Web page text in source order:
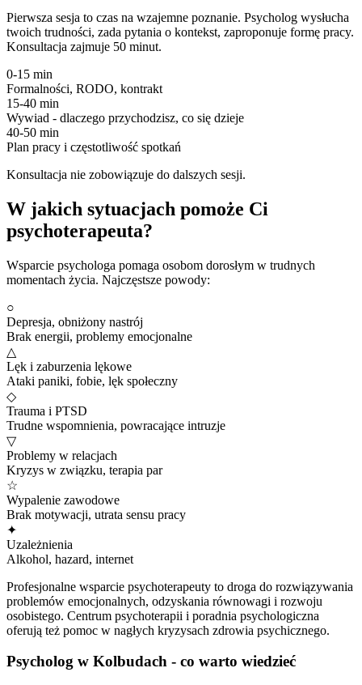
Pierwsza sesja to czas na wzajemne poznanie. Psycholog wysłucha
twoich trudności, zada pytania o kontekst, zaproponuje formę pracy.
Konsultacja zajmuje 50 minut.
0-15 min
Formalności, RODO, kontrakt
15-40 min
Wywiad - dlaczego przychodzisz, co się dzieje
40-50 min
Plan pracy i częstotliwość spotkań
Konsultacja nie zobowiązuje do dalszych sesji.
W jakich sytuacjach pomoże Ci
psychoterapeuta?
Wsparcie psychologa pomaga osobom dorosłym w trudnych
momentach życia. Najczęstsze powody:
○
Depresja, obniżony nastrój
Brak energii, problemy emocjonalne
△
Lęk i zaburzenia lękowe
Ataki paniki, fobie, lęk społeczny
◇
Trauma i PTSD
Trudne wspomnienia, powracające intruzje
▽
Problemy w relacjach
Kryzys w związku, terapia par
☆
Wypalenie zawodowe
Brak motywacji, utrata sensu pracy
✦
Uzależnienia
Alkohol, hazard, internet
Profesjonalne wsparcie psychoterapeuty to droga do rozwiązywania
problemów emocjonalnych, odzyskania równowagi i rozwoju
osobistego. Centrum psychoterapii i poradnia psychologiczna
oferują też pomoc w nagłych kryzysach zdrowia psychicznego.
Psycholog w Kolbudach - co warto wiedzieć